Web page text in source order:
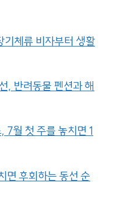
기체류 비자부터 생활
, 반려동물 펜션과 해
7월 첫 주를 놓치면 1
면 후회하는 동선 순